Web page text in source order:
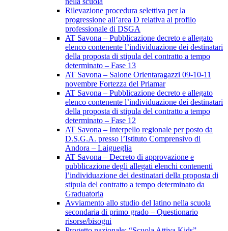
Rilevazione procedura selettiva per la
progressione all’area D relativa al profilo
professionale di DSGA
AT Savona – Pubblicazione decreto e allegato
elenco contenente l’individuazione dei destinatari
della proposta di stipula del contratto a tempo
determinato – Fase 13
AT Savona – Salone Orientaragazzi 09-10-11
novembre Fortezza del Priamar
AT Savona – Pubblicazione decreto e allegato
elenco contenente l’individuazione dei destinatari
della proposta di stipula del contratto a tempo
determinato – Fase 12
AT Savona – Interpello regionale per posto da
D.S.G.A. presso l’Istituto Comprensivo di
Andora – Laigueglia
AT Savona – Decreto di approvazione e
pubblicazione degli allegati elenchi contenenti
l’individuazione dei destinatari della proposta di
stipula del contratto a tempo determinato da
Graduatoria
Avviamento allo studio del latino nella scuola
secondaria di primo grado – Questionario
risorse/bisogni